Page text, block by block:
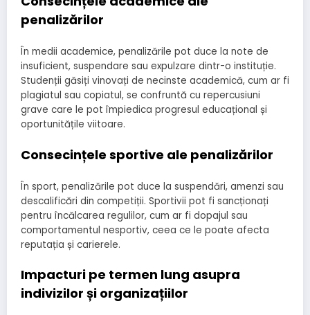
penalizărilor
În medii academice, penalizările pot duce la note de
insuficient, suspendare sau expulzare dintr-o instituție.
Studenții găsiți vinovați de necinste academică, cum ar fi
plagiatul sau copiatul, se confruntă cu repercusiuni
grave care le pot împiedica progresul educațional și
oportunitățile viitoare.
Consecințele sportive ale penalizărilor
În sport, penalizările pot duce la suspendări, amenzi sau
descalificări din competiții. Sportivii pot fi sancționați
pentru încălcarea regulilor, cum ar fi dopajul sau
comportamentul nesportiv, ceea ce le poate afecta
reputația și carierele.
Impacturi pe termen lung asupra
indivizilor și organizațiilor